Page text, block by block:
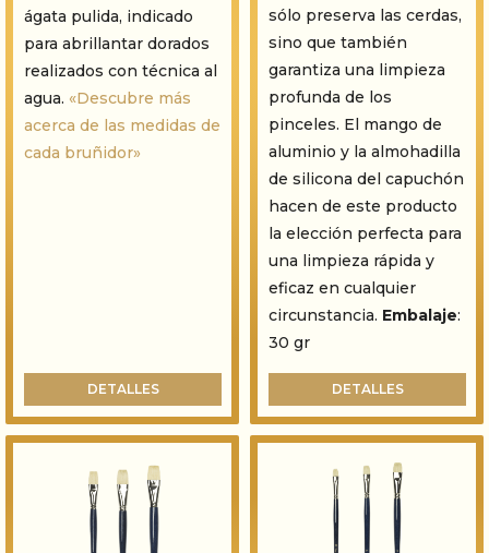
ágata pulida, indicado
para abrillantar dorados
realizados con técnica al
agua. «Descubre más
acerca de las medidas de
cada bruñidor»
DETALLES
sólo preserva las cerdas,
sino que también
garantiza una limpieza
profunda de los
pinceles. El mango de
aluminio y la almohadilla
de silicona del capuchón
hacen de este producto
la elección perfecta para
una limpieza rápida y
eficaz en cualquier
circunstancia. Embalaje:
30 gr
DETALLES